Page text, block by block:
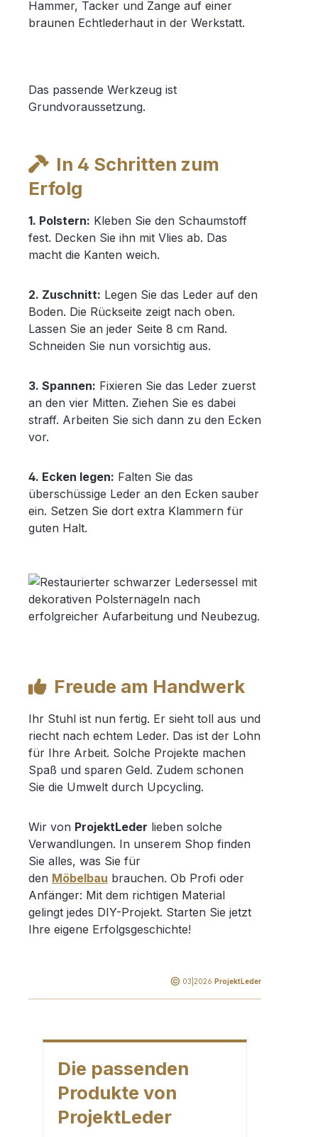
Das passende Werkzeug ist
Grundvoraussetzung.
In 4 Schritten zum
Erfolg
1. Polstern: Kleben Sie den Schaumstoff
fest. Decken Sie ihn mit Vlies ab. Das
macht die Kanten weich.
2. Zuschnitt: Legen Sie das Leder auf den
Boden. Die Rückseite zeigt nach oben.
Lassen Sie an jeder Seite 8 cm Rand.
Schneiden Sie nun vorsichtig aus.
3. Spannen: Fixieren Sie das Leder zuerst
an den vier Mitten. Ziehen Sie es dabei
straff. Arbeiten Sie sich dann zu den Ecken
vor.
4. Ecken legen: Falten Sie das
überschüssige Leder an den Ecken sauber
ein. Setzen Sie dort extra Klammern für
guten Halt.
Freude am Handwerk
Ihr Stuhl ist nun fertig. Er sieht toll aus und
riecht nach echtem Leder. Das ist der Lohn
für Ihre Arbeit. Solche Projekte machen
Spaß und sparen Geld. Zudem schonen
Sie die Umwelt durch Upcycling.
Wir von ProjektLeder lieben solche
Verwandlungen. In unserem Shop finden
Sie alles, was Sie für
den Möbelbau brauchen. Ob Profi oder
Anfänger: Mit dem richtigen Material
gelingt jedes DIY-Projekt. Starten Sie jetzt
Ihre eigene Erfolgsgeschichte!
© 03|2026 ProjektLeder
Die passenden
Produkte von
ProjektLeder